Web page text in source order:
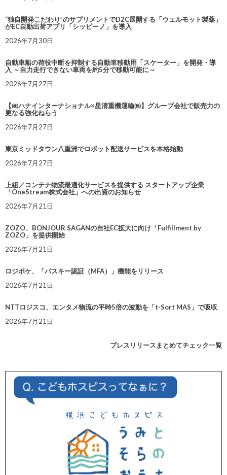
“独自開発こだわり”のサプリメントでD2C展開する「ウェルモット製薬」
がEC自動出荷アプリ「シッピーノ」を導入
2026年7月30日
自動車船の荷役中断を抑制する自動車移動用「スケーター」を開発・導
入 ～自力走行できない車両を約5分で移動可能に～
2026年7月27日
【㈱ハナインターナショナル×星清重機運輸㈱】グループ会社で販売力の
更なる強化ねらう
2026年7月27日
東京ミッドタウン八重洲でロボット配送サービスを本格始動
2026年7月27日
上組／コンテナ物流最適化サービスを提供する スタートアップ企業
「OneStream株式会社」への出資のお知らせ
2026年7月21日
ZOZO、BONJOUR SAGANの自社EC拡大に向け「Fulfillment by
ZOZO」を提供開始
2026年7月21日
ロジポケ、「パスキー認証（MFA）」機能をリリース
2026年7月21日
NTTロジスコ、エンタメ物流の平時5倍の波動を「t-Sort MAS」で吸収
2026年7月21日
プレスリリースまとめてチェック一覧